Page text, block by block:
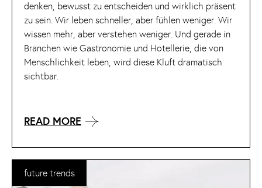
denken, bewusst zu entscheiden und wirklich präsent
zu sein. Wir leben schneller, aber fühlen weniger. Wir
wissen mehr, aber verstehen weniger. Und gerade in
Branchen wie Gastronomie und Hotellerie, die von
Menschlichkeit leben, wird diese Kluft dramatisch
sichtbar.
READ MORE
future trends